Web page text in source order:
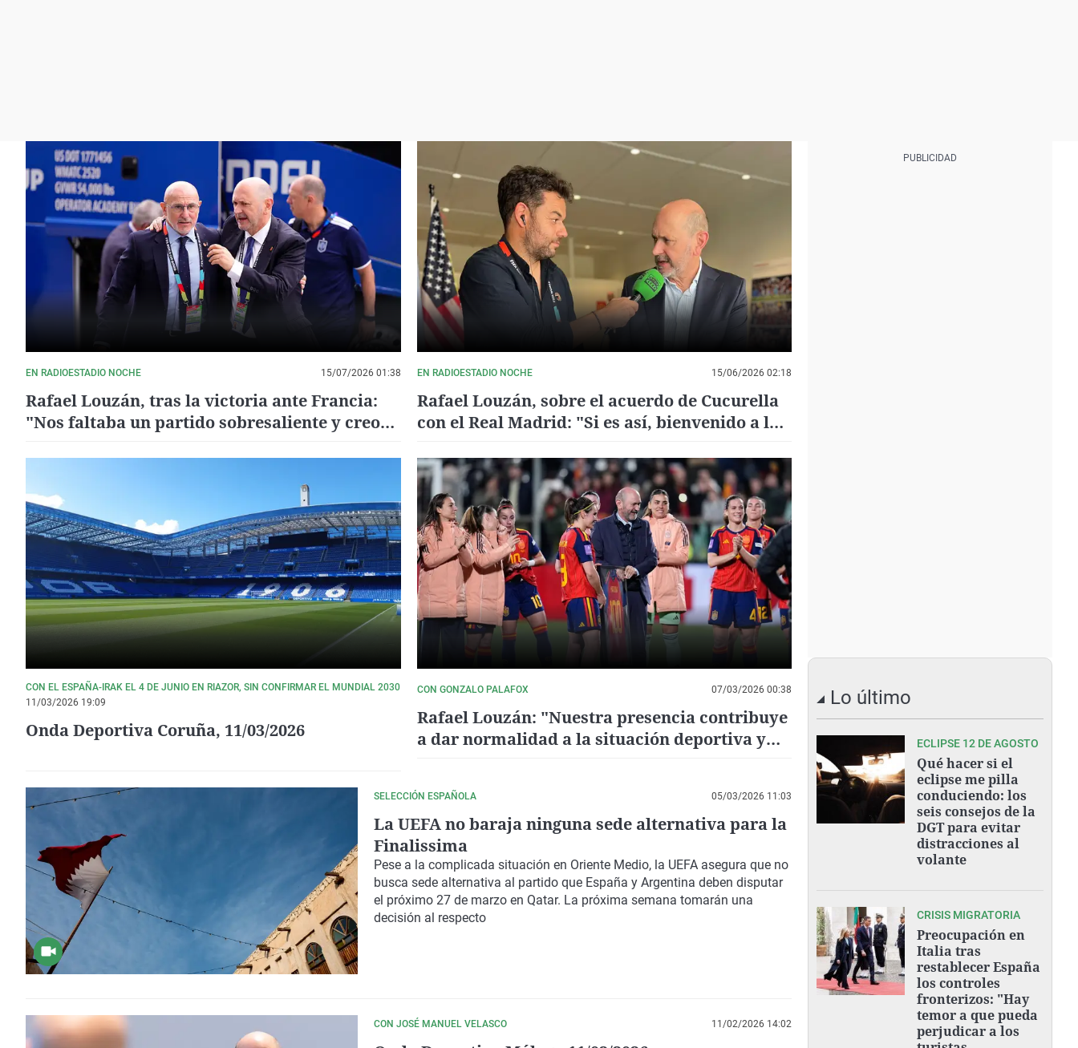
EN RADIOESTADIO NOCHE 15/07/2026 01:38
Rafael Louzán, tras la victoria ante Francia:
"Nos faltaba un partido sobresaliente y creo
EN RADIOESTADIO NOCHE 15/06/2026 02:18
Rafael Louzán, sobre el acuerdo de Cucurella
con el Real Madrid: "Si es así, bienvenido a la
CON EL ESPAÑA-IRAK EL 4 DE JUNIO EN RIAZOR, SIN CONFIRMAR EL MUNDIAL 2030
11/03/2026 19:09
Onda Deportiva Coruña, 11/03/2026
CON GONZALO PALAFOX 07/03/2026 00:38
Rafael Louzán: "Nuestra presencia contribuye
a dar normalidad a la situación deportiva y
SELECCIÓN ESPAÑOLA 05/03/2026 11:03
La UEFA no baraja ninguna sede alternativa para la
Finalissima
Pese a la complicada situación en Oriente Medio, la UEFA asegura que no
busca sede alternativa al partido que España y Argentina deben disputar
el próximo 27 de marzo en Qatar. La próxima semana tomarán una
decisión al respecto
CON JOSÉ MANUEL VELASCO 11/02/2026 14:02
Lo último
ECLIPSE 12 DE AGOSTO
Qué hacer si el
eclipse me pilla
conduciendo: los
seis consejos de la
DGT para evitar
distracciones al
volante
CRISIS MIGRATORIA
Preocupación en
Italia tras
restablecer España
los controles
fronterizos: "Hay
temor a que pueda
perjudicar a los